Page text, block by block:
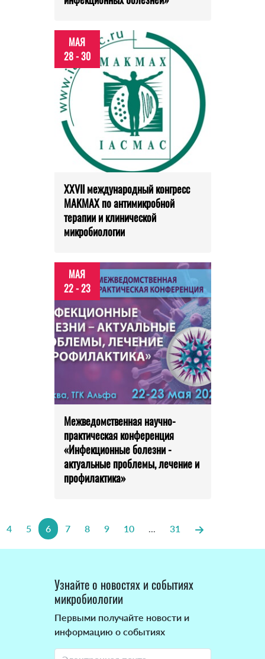
МАЯ
28 - 30
XXVII международный конгресс
МАКМАХ по антимикробной
терапии и клинической
микробиологии
МАЯ
22 - 23
Межведомственная научно-
практическая конференция
«Инфекционные болезни -
актуальные проблемы, лечение и
профилактика»
4 5 6 7 8 9 10 ... 31
Узнайте о новостях и событиях
микробиологии
Первыми получайте новости и
информацию о событиях